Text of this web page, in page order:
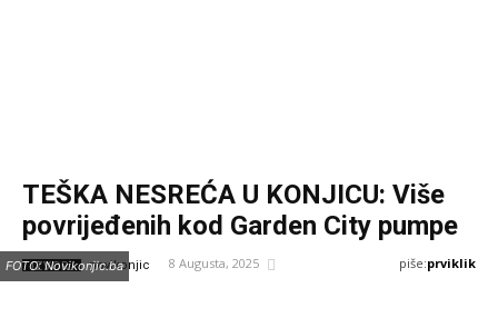
TEŠKA NESREĆA U KONJICU: Više
povrijeđenih kod Garden City pumpe
IZVOR: novikonjic 8 Augusta, 2025 piše:prviklik
FOTO: Novikonjic.ba